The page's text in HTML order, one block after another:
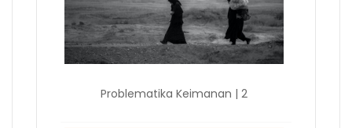
Problematika Keimanan | 2